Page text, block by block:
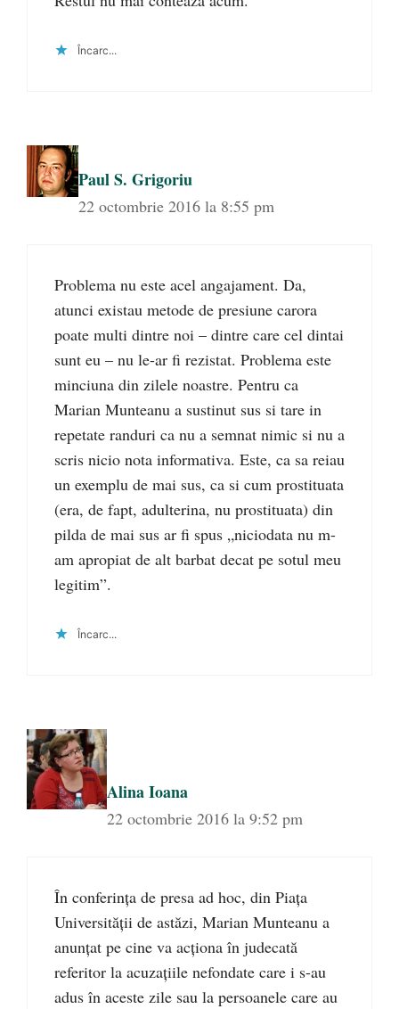
Încarc...
Paul S. Grigoriu
22 octombrie 2016 la 8:55 pm
Problema nu este acel angajament. Da,
atunci existau metode de presiune carora
poate multi dintre noi – dintre care cel dintai
sunt eu – nu le-ar fi rezistat. Problema este
minciuna din zilele noastre. Pentru ca
Marian Munteanu a sustinut sus si tare in
repetate randuri ca nu a semnat nimic si nu a
scris nicio nota informativa. Este, ca sa reiau
un exemplu de mai sus, ca si cum prostituata
(era, de fapt, adulterina, nu prostituata) din
pilda de mai sus ar fi spus „niciodata nu m-
am apropiat de alt barbat decat pe sotul meu
legitim”.
Încarc...
Alina Ioana
22 octombrie 2016 la 9:52 pm
În conferința de presa ad hoc, din Piața
Universității de astăzi, Marian Munteanu a
anunțat pe cine va acționa în judecată
referitor la acuzațiile nefondate care i s-au
adus în aceste zile sau la persoanele care au